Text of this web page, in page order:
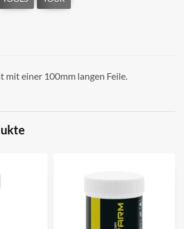
mit einer 100mm langen Feile.